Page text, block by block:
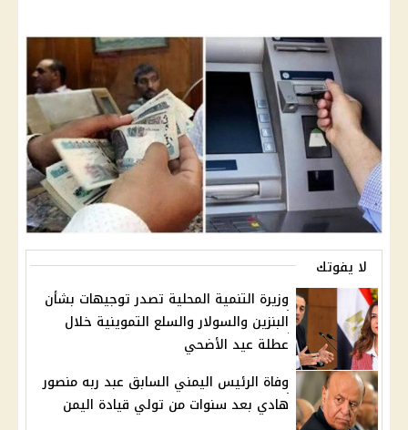
لا يفوتك
وزيرة التنمية المحلية تصدر توجيهات بشأن
البنزين والسولار والسلع التموينية خلال
عطلة عيد الأضحي
وفاة الرئيس اليمني السابق عبد ربه منصور
هادي بعد سنوات من تولي قيادة اليمن